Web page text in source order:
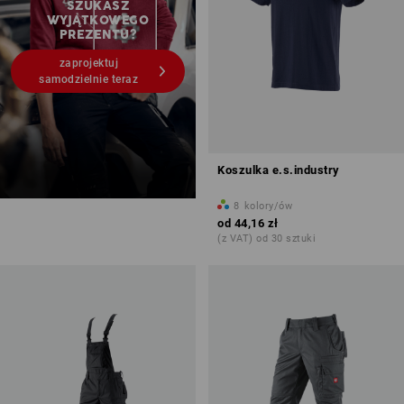
SZUKASZ
WYJĄTKOWEGO
PREZENTU?
zaprojektuj
samodzielnie teraz
Koszulka e.s.industry
8 kolory/ów
od 44,16 zł
(z VAT) od 30 sztuki